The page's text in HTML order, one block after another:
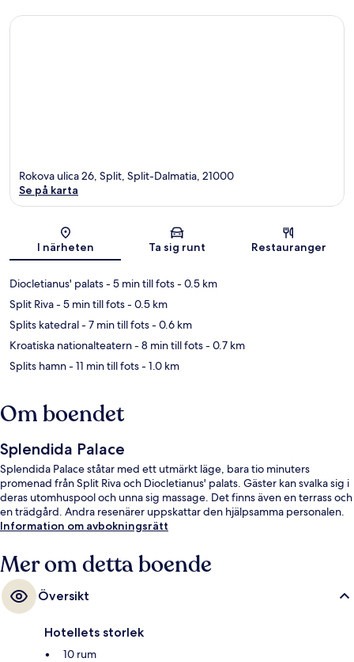
Karta
Rokova ulica 26, Split, Split-Dalmatia, 21000
Se på karta
I närheten Ta sig runt Restauranger
Diocletianus' palats- 5 min till fots- 0.5 km
Split Riva- 5 min till fots- 0.5 km
Splits katedral- 7 min till fots- 0.6 km
Kroatiska nationalteatern- 8 min till fots- 0.7 km
Splits hamn- 11 min till fots- 1.0 km
Om boendet
Splendida Palace
Splendida Palace ståtar med ett utmärkt läge, bara tio minuters
promenad från Split Riva och Diocletianus' palats. Gäster kan svalka sig i
deras utomhuspool och unna sig massage. Det finns även en terrass och
en trädgård. Andra resenärer uppskattar den hjälpsamma personalen.
Information om avbokningsrätt
Mer om detta boende
Översikt
Hotellets storlek
10 rum